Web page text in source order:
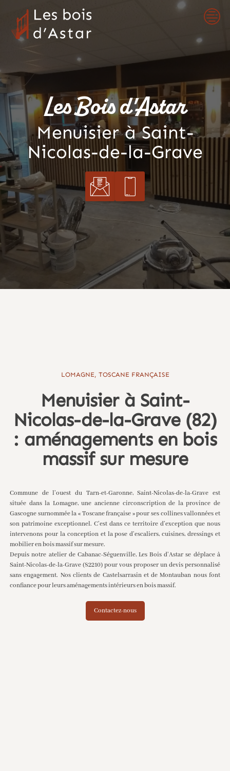
content
Les Bois d'Astar
Menuisier à Saint-
Nicolas-de-la-Grave
LOMAGNE, TOSCANE FRANÇAISE
Menuisier à Saint-
Nicolas-de-la-Grave (82)
: aménagements en bois
massif sur mesure
Commune de l’ouest du Tarn-et-Garonne, Saint-Nicolas-de-la-Grave est
située dans la Lomagne, une ancienne circonscription de la province de
Gascogne surnommée la « Toscane française » pour ses collines vallonnées et
son patrimoine exceptionnel. C’est dans ce territoire d’exception que nous
intervenons pour la conception et la pose d’escaliers, cuisines, dressings et
mobilier en bois massif sur mesure.
Depuis notre atelier de Cabanac-Séguenville, Les Bois d’Astar se déplace à
Saint-Nicolas-de-la-Grave (82210) pour vous proposer un devis personnalisé
sans engagement. Nos clients de Castelsarrasinet deMontauban nous font
confiance pour leurs aménagements intérieurs en bois massif.
Contactez-nous